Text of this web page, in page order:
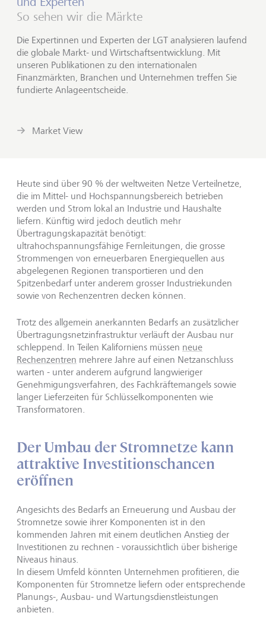
So sehen wir die Märkte
Die Expertinnen und Experten der LGT analysieren laufend
die globale Markt- und Wirtschaftsentwicklung. Mit
unseren Publikationen zu den internationalen
Finanzmärkten, Branchen und Unternehmen treffen Sie
fundierte Anlageentscheide.
Market View
Heute sind über 90 % der weltweiten Netze Verteilnetze,
die im Mittel- und Hochspannungsbereich betrieben
werden und Strom lokal an Industrie und Haushalte
liefern. Künftig wird jedoch deutlich mehr
Übertragungskapazität benötigt:
ultrahochspannungsfähige Fernleitungen, die grosse
Strommengen von erneuerbaren Energiequellen aus
abgelegenen Regionen transportieren und den
Spitzenbedarf unter anderem grosser Industriekunden
sowie von Rechenzentren decken können.
Trotz des allgemein anerkannten Bedarfs an zusätzlicher
Übertragungsnetzinfrastruktur verläuft der Ausbau nur
schleppend. In Teilen Kaliforniens müssen neue
Rechenzentren mehrere Jahre auf einen Netzanschluss
warten - unter anderem aufgrund langwieriger
Genehmigungsverfahren, des Fachkräftemangels sowie
langer Lieferzeiten für Schlüsselkomponenten wie
Transformatoren.
Der Umbau der Stromnetze kann
attraktive Investitionschancen
eröffnen
Angesichts des Bedarfs an Erneuerung und Ausbau der
Stromnetze sowie ihrer Komponenten ist in den
kommenden Jahren mit einem deutlichen Anstieg der
Investitionen zu rechnen - voraussichtlich über bisherige
Niveaus hinaus.
In diesem Umfeld könnten Unternehmen profitieren, die
Komponenten für Stromnetze liefern oder entsprechende
Planungs-, Ausbau- und Wartungsdienstleistungen
anbieten.